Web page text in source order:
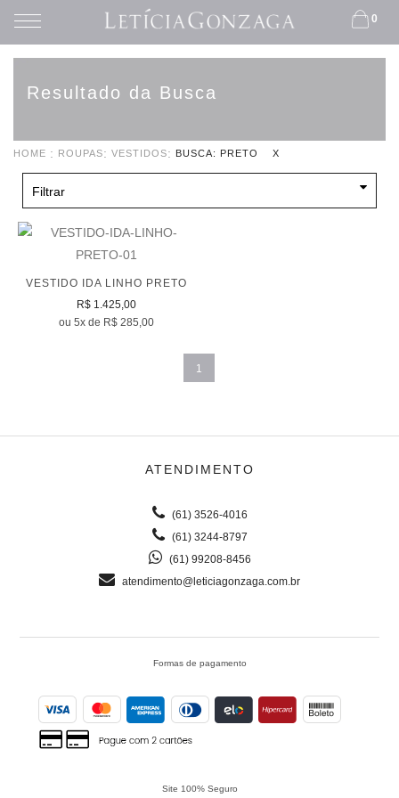
0
Resultado da Busca
HOME ROUPAS VESTIDOS BUSCA: PRETO X
Filtrar
VESTIDO IDA LINHO PRETO
R$ 1.425,00
ou 5x de R$ 285,00
1
ATENDIMENTO
(61) 3526-4016
(61) 3244-8797
(61) 99208-8456
atendimento@leticiagonzaga.com.br
Formas de pagamento
Site 100% Seguro